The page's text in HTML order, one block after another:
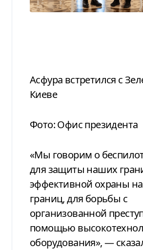
Асфура встретился с Зеленским в
Киеве
Фото: Офис президента
«Мы говорим о
для защиты наших
эффективной охраны
границ, для борьбы с
организованной
помощью
оборудования», —